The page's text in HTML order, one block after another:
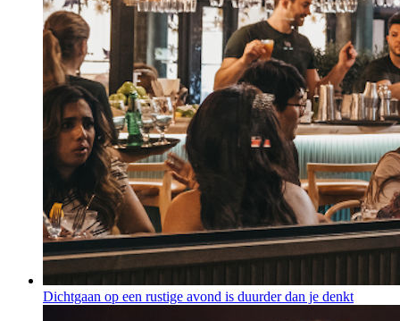
Dichtgaan op een rustige avond is duurder dan je denkt